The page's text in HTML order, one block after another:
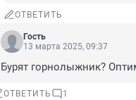
ОТВЕТИТЬ
Гость
13 марта 2025, 09:37
Бурят горнолыжник?
ОТВЕТИТЬ 1